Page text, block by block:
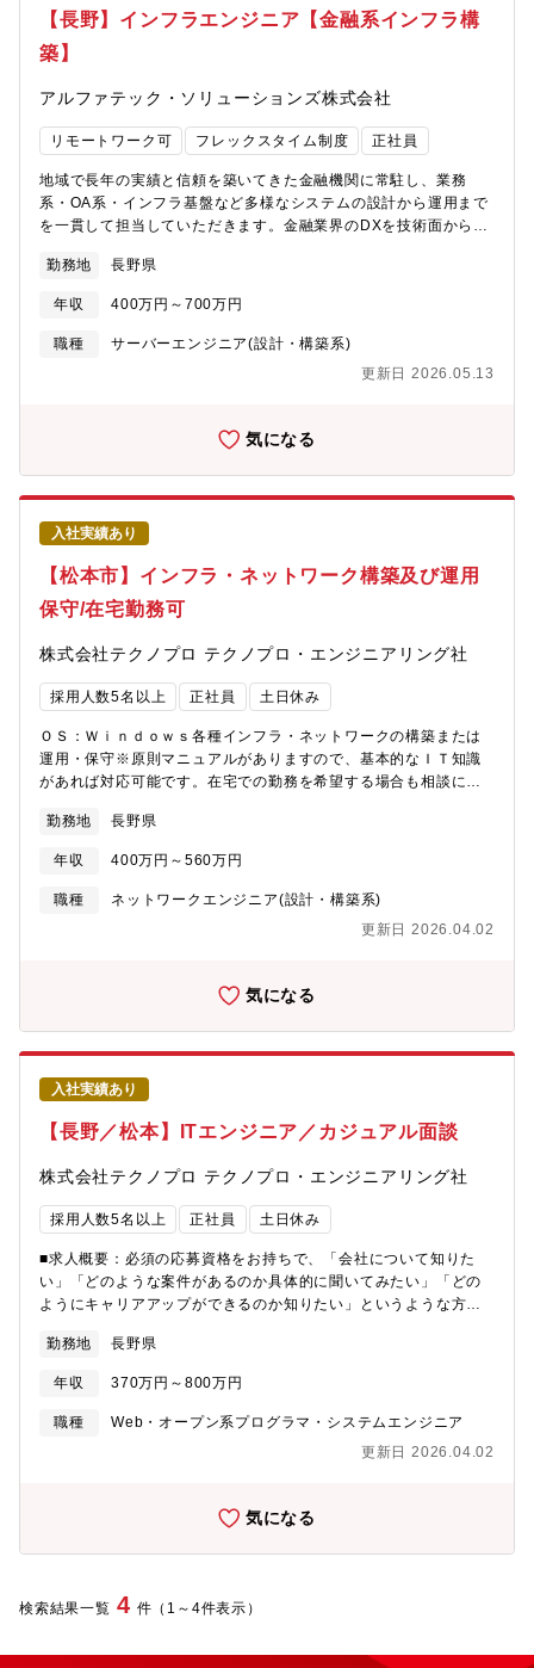
作業および現地での設置対応・ソフトウェアインストールおよび
設定作業■ユーザーサポート・問い合わせ対応（電話／メール）・
トラブルシューティングおよび一次対応・ユーザー向け操作説明
更新・障害対応報告書の作成・運用改善に関する資料作成
【長野】インフラエンジニア【金融系インフラ構
築】
アルファテック・ソリューションズ株式会社
リモートワーク可 フレックスタイム制度 正社員
地域で長年の実績と信頼を築いてきた金融機関に常駐し、業務
系・OA系・インフラ基盤など多様なシステムの設計から運用まで
を一貫して担当していただきます。金融業界のDXを技術面から支
業務系・OA系システムの設計、構築、運用・保守全般■Windows
／Linux／Unix環境における業務サーバー基盤の構築・監視設計■
クラウド（AWS）やセキュリティを活用したインフラ環境の設
計・運用■システム移行計画の策定から本番移行、障害対応・保守
～移行フェーズの推進【プロジェクト例】■FinTech企業とのサー
ドクラウド環境の設計・導入■ゼロトラストセキュリティの構築
■OA・セキュリティ環境の整備・実装【同ポジションの魅力】■大
規模プロジェクトへの参画を通して、設計・構築・運用のスキル
を高めることができます。■将来的には、メンバーの育成やマネジ
メントをしていく立場へとキャリアアップしていくことを期待し
ています。【配属部署】金融事業全体約35名(営業：約5名、技
術：約30名)上記技術部門約25名の内訳(1)第一技術グループ(長
野)：約10名(マネージャー1名含む)(2)第二技術グループ：約10名
(3)第三技術グループ：約10名【同社の金融事業について】単なる
融機関とともに「暮らしを支える仕組み」を創り出すことがミッ
ションと捉えています。DXの波が押し寄せる金融業界において、
私たちは「顧客視点」「体験価値の向上」を軸に、クラウド・
ざした新しい金融のかたちを実現を目指します。【同社の魅力】■
ダイワボウ情報システムの安定した経営基盤同社はダイワボウ情
報システム株式会社の100％グループ会社としてITシステムの開
発・販売を行っています。バックボーンが安定基盤の環境下で新
ービスビジネスにおける優秀協力パートナーとして日本HPより表
sol.co.jp/company/strengthマイクロソフト社の資格取得者も多
く、その高い技術力の裏付けになっています。■長期就業できる環
勤務地 長野県
年収 400万円～700万円
職種
サーバーエンジニア(設計・構築系)
更新日 2026.05.13
気になる
入社実績あり
【松本市】インフラ・ネットワーク構築及び運用
保守/在宅勤務可
株式会社テクノプロ テクノプロ・エンジニアリング社
採用人数5名以上 正社員 土日休み
ＯＳ：Ｗｉｎｄｏｗｓ各種インフラ・ネットワークの構築または
運用・保守※原則マニュアルがありますので、基本的なＩＴ知識
があれば対応可能です。在宅での勤務を希望する場合も相談に応
勤務地
長野県
年収 400万円～560万円
職種
ネットワークエンジニア(設計・構築系)
更新日 2026.04.02
気になる
入社実績あり
【長野／松本】ITエンジニア／カジュアル面談
株式会社テクノプロ テクノプロ・エンジニアリング社
採用人数5名以上 正社員 土日休み
■求人概要：必須の応募資格をお持ちで、「会社について知りた
い」「どのような案件があるのか具体的に聞いてみたい」「どの
ようにキャリアアップができるのか知りたい」というような方に
間：1時間程度・実施方法：WEB・時間：月曜日～金曜日の9時～
19時開始■会社説明動画：https://groupallnet-
my.sharepoint.com/:v:/g/personal/akinori_iwami_grcore_com/
e=gaFT0s＜取引先800社以上/プロジェクト6,000件以上＞大手メ
に、要件定義から構築・運用まで幅広い工程のプロジェクトを保
の目標とされる領域への最適な提案をさせて頂きます。【プロジ
ェクト一例】◆航空会社様向け、予約管理WEBアプリケーション
開発（Java）◆金融機関向け、ネットバンキングアプリ
語）◆運送業向け、インフラ基盤設計構築(Linux/各種ミドルウエ
勤務地 長野県
年収 370万円～800万円
職種
Web・オープン系プログラマ・システムエンジニア
更新日 2026.04.02
気になる
検索結果一覧 4 件（1～4件表示）